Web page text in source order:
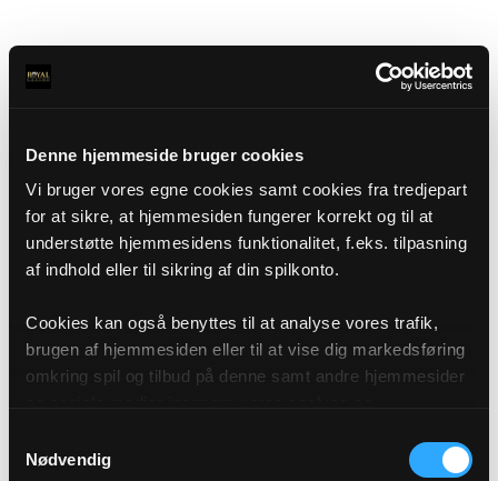
Denne hjemmeside bruger cookies
Vi bruger vores egne cookies samt cookies fra tredjepart
for at sikre, at hjemmesiden fungerer korrekt og til at
understøtte hjemmesidens funktionalitet, f.eks. tilpasning
af indhold eller til sikring af din spilkonto.
Cookies kan også benyttes til at analyse vores trafik,
brugen af hjemmesiden eller til at vise dig markedsføring
omkring spil og tilbud på denne samt andre hjemmesider
af cookies under "Detaljer" eller ved at klikke videre til
Nødvendig